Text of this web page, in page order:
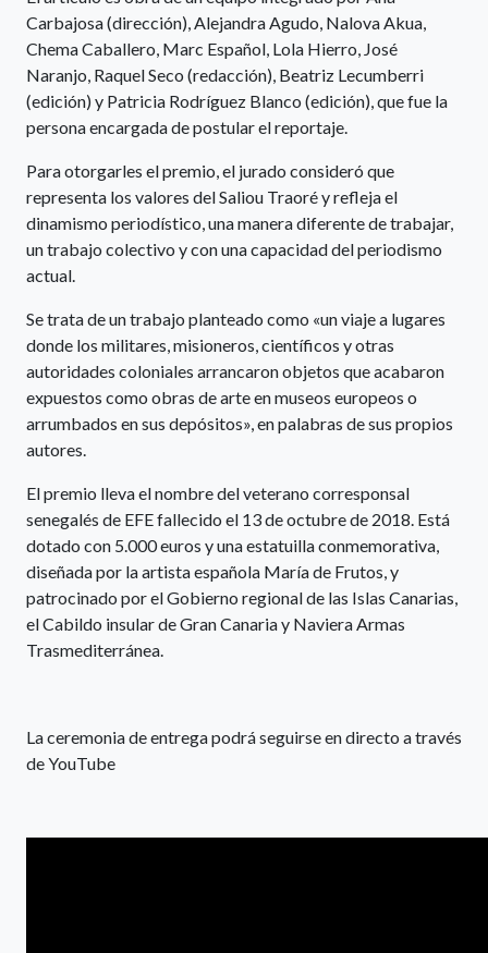
Carbajosa (dirección), Alejandra Agudo, Nalova Akua,
Chema Caballero, Marc Español, Lola Hierro, José
Naranjo, Raquel Seco (redacción), Beatriz Lecumberri
(edición) y Patricia Rodríguez Blanco (edición), que fue la
persona encargada de postular el reportaje.
Para otorgarles el premio, el jurado consideró que
representa los valores del Saliou Traoré y refleja el
dinamismo periodístico, una manera diferente de trabajar,
un trabajo colectivo y con una capacidad del periodismo
actual.
Se trata de un trabajo planteado como «un viaje a lugares
donde los militares, misioneros, científicos y otras
autoridades coloniales arrancaron objetos que acabaron
expuestos como obras de arte en museos europeos o
arrumbados en sus depósitos», en palabras de sus propios
autores.
El premio lleva el nombre del veterano corresponsal
senegalés de EFE fallecido el 13 de octubre de 2018. Está
dotado con 5.000 euros y una estatuilla conmemorativa,
diseñada por la artista española María de Frutos, y
patrocinado por el Gobierno regional de las Islas Canarias,
el Cabildo insular de Gran Canaria y Naviera Armas
Trasmediterránea.
La ceremonia de entrega podrá seguirse en directo a través
de YouTube